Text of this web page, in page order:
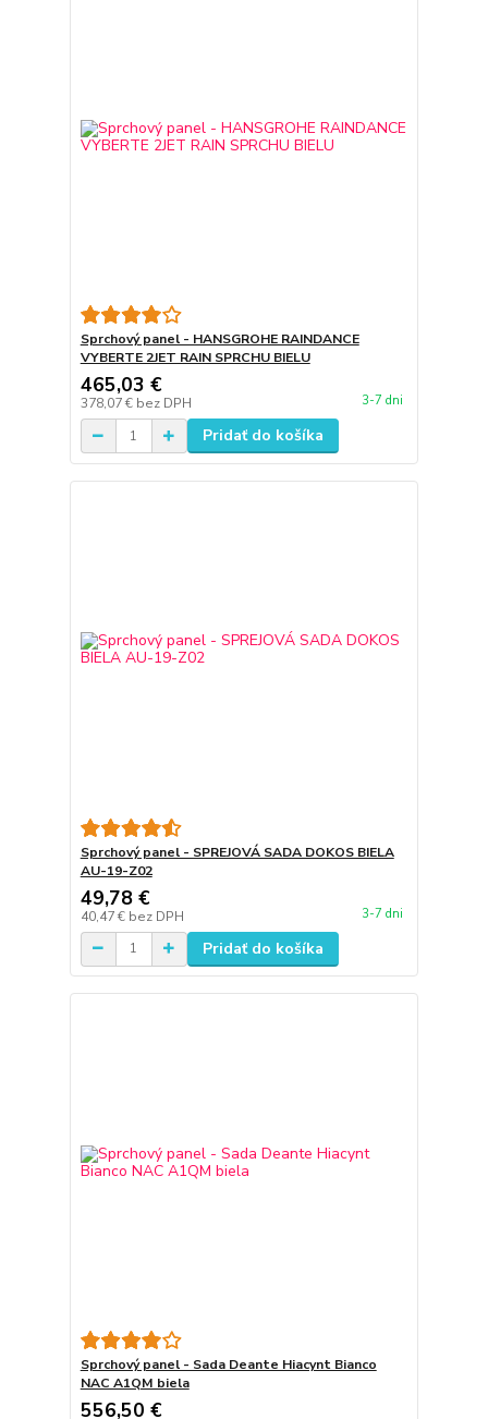
Sprchový panel - HANSGROHE RAINDANCE
VYBERTE 2JET RAIN SPRCHU BIELU
465,03 €
378,07 € bez DPH 3-7 dni
Pridať do košíka
Sprchový panel - SPREJOVÁ SADA DOKOS BIELA
AU-19-Z02
49,78 €
40,47 € bez DPH 3-7 dni
Pridať do košíka
Sprchový panel - Sada Deante Hiacynt Bianco
NAC A1QM biela
556,50 €